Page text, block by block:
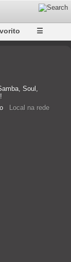
☰
Soul,
Local na rede